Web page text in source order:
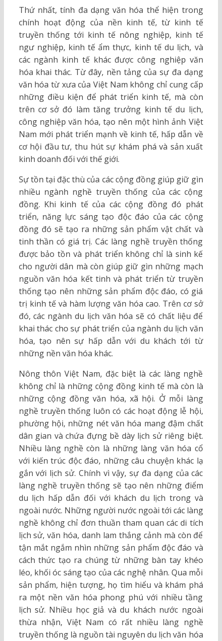
Thứ nhất, tính đa dạng văn hóa thể hiện trong
chính hoạt động của nền kinh tế, từ kinh tế
truyền thống tới kinh tế nông nghiệp, kinh tế
ngư nghiệp, kinh tế ẩm thực, kinh tế du lịch, và
các ngành kinh tế khác được công nghiệp văn
hóa khai thác. Từ đây, nền tảng của sự đa dạng
văn hóa từ xưa của Việt Nam không chỉ cung cấp
những điều kiện để phát triển kinh tế, mà còn
trên cơ sở đó làm tăng trưởng kinh tế du lịch,
công nghiệp văn hóa, tạo nên một hình ảnh Việt
Nam mới phát triển mạnh về kinh tế, hấp dẫn về
cơ hội đầu tư, thu hút sự khám phá và sản xuất
kinh doanh đối với thế giới.
Sự tồn tại đặc thù của các cộng đồng giúp giữ gìn
nhiều ngành nghề truyền thống của các cộng
đồng. Khi kinh tế của các cộng đồng đó phát
triển, năng lực sáng tạo độc đáo của các cộng
đồng đó sẽ tạo ra những sản phẩm vật chất và
tinh thần có giá trị. Các làng nghề truyền thống
được bảo tồn và phát triển không chỉ là sinh kế
cho người dân mà còn giúp giữ gìn những mạch
nguồn văn hóa kết tinh và phát triển từ truyền
thống tạo nên những sản phẩm độc đáo, có giá
trị kinh tế và hàm lượng văn hóa cao. Trên cơ sở
đó, các ngành du lịch văn hóa sẽ có chất liệu để
khai thác cho sự phát triển của ngành du lịch văn
hóa, tạo nên sự hấp dẫn với du khách tới từ
những nền văn hóa khác.
Nông thôn Việt Nam, đặc biệt là các làng nghề
không chỉ là những cộng đồng kinh tế mà còn là
những cộng đồng văn hóa, xã hội. Ở mỗi làng
nghề truyền thống luôn có các hoạt động lễ hội,
phường hội, những nét văn hóa mang đậm chất
dân gian và chứa đựng bề dày lịch sử riêng biệt.
Nhiều làng nghề còn là những làng văn hóa cổ
với kiến trúc độc đáo, những câu chuyện khác lạ
gắn với lịch sử. Chính vì vậy, sự đa dạng của các
làng nghề truyền thống sẽ tạo nên những điểm
du lịch hấp dẫn đối với khách du lịch trong và
ngoài nước. Những người nước ngoài tới các làng
nghề không chỉ đơn thuần tham quan các di tích
lịch sử, văn hóa, danh lam thắng cảnh mà còn để
tận mắt ngắm nhìn những sản phẩm độc đáo và
cách thức tạo ra chúng từ những bàn tay khéo
léo, khối óc sáng tạo của các nghệ nhân. Qua mỗi
sản phẩm, hiện tượng, họ tìm hiểu và khám phá
ra một nền văn hóa phong phú với nhiều tầng
lịch sử. Nhiều học giả và du khách nước ngoài
thừa nhận, Việt Nam có rất nhiều làng nghề
truyền thống là nguồn tài nguyên du lịch văn hóa